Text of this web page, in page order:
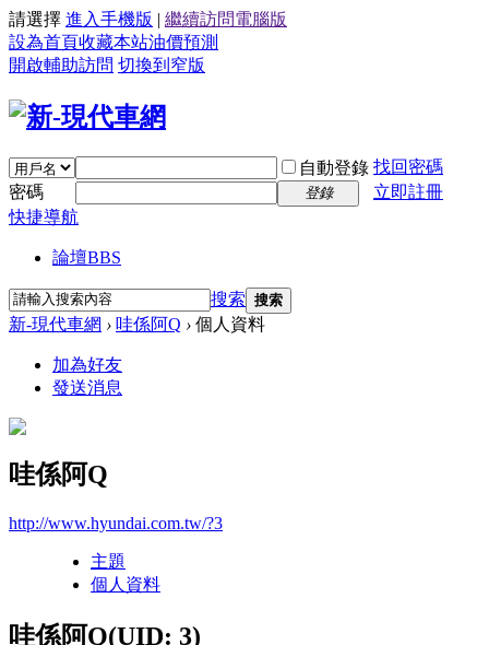
請選擇 進入手機版 | 繼續訪問電腦版
設為首頁收藏本站油價預測
開啟輔助訪問 切換到窄版
自動登錄 找回密碼
密碼
登錄
立即註冊
快捷導航
論壇BBS
搜索 搜索
新-現代車網 › 哇係阿Q › 個人資料
加為好友
發送消息
哇係阿Q
http://www.hyundai.com.tw/?3
主題
個人資料
哇係阿Q(UID: 3)